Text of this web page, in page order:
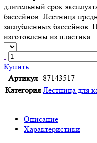
длительный срок
бассейнов. Лестница
заглубленных бассейнов.
изготовлены из пластика.
-
Купить
Артикул 87143517
Категория Лестница для
Описание
Характеристики